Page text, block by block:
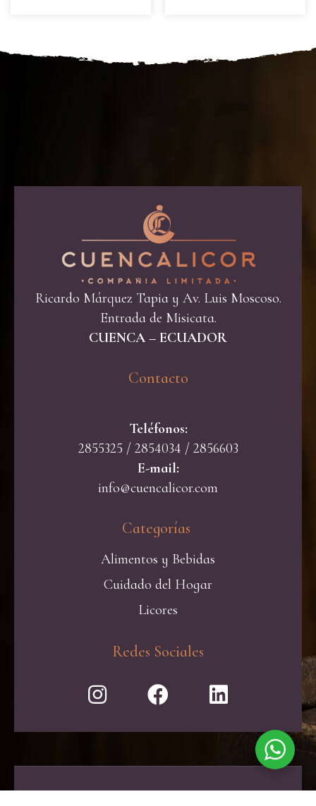
Ricardo Márquez Tapia y Av. Luis Moscoso.
Entrada de Misicata.
CUENCA – ECUADOR
Contacto​
Teléfonos:
2855325 / 2854034 / 2856603
E-mail:
info@cuencalicor.com
Categorías ​
Alimentos y Bebidas
Cuidado del Hogar
Licores
Redes Sociales